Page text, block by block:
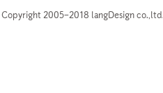
Copyright 2005–2018 langDesign